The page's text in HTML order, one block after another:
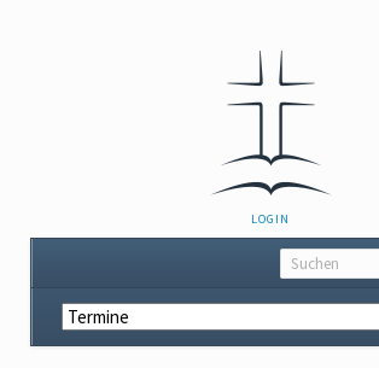
NAVIGATION
ÜBERSPRINGEN
LOGIN
Navigation
überspringen